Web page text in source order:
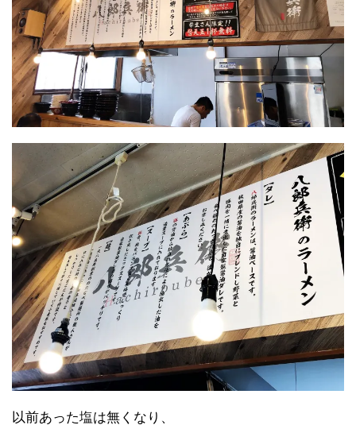
以前あった塩は無くなり、